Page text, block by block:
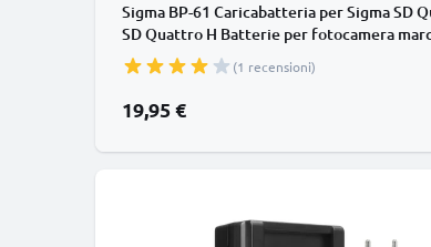
Sigma BP-61 Caricabatteria per Sigma SD
SD Quattro H Batterie per fotocamera
CELLONIC
(1 recensioni)
19,95 €